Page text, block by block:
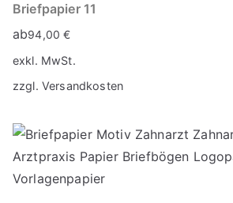
Briefpapier 11
ab94,00€
exkl. MwSt.
zzgl. Versandkosten